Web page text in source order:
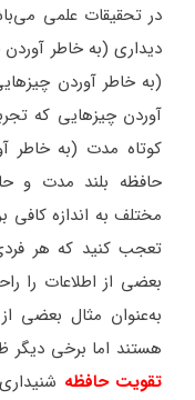
در تحقیقات علمی
دیداری (به خاطر
(به خاطر آوردن
آوردن چیزهایی که
کوتاه مدت (به خاطر
حافظه بلند مدت و
مختلف به اندازه کافی
تعجب کنید که هر
بعضی از اطلاعات را
به‌عنوان مثال بعضی
هستند اما برخی دیگر
تقویت حافظه